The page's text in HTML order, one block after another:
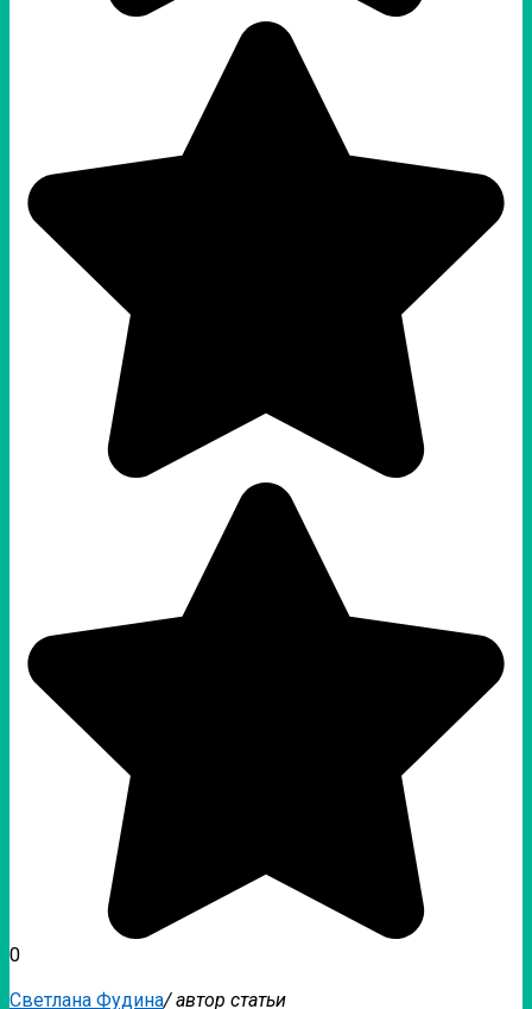
0
Светлана Фудина/ автор статьи